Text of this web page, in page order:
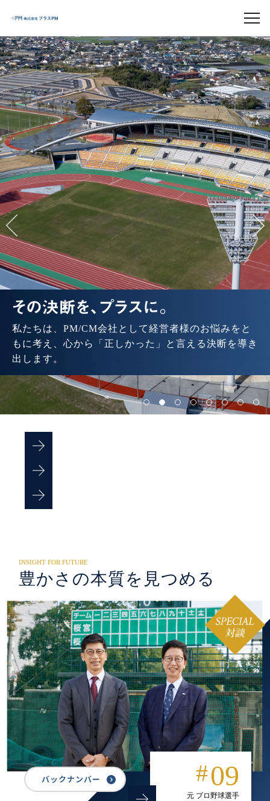
私たちは、PM/CM会社として経営者様のお悩みをと
もに考え、 心から「正しかった」と言える決断を導き
出します。
INSIGHT FOR FUTURE
豊かさの本質を 見つめる
#09
元 プロ野球選手
バックナンバー